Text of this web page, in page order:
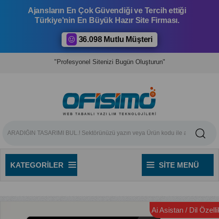
Ajansların En Çok Güvendiği ve Tercih ettiği
Türkiye'nin En Büyük Hazır Site Firması.
36.098 Mutlu Müşteri
"Profesyonel Sitenizi Bugün Oluşturun"
KATEGORILER SITE MENÜ
Ai Asistan / Dil